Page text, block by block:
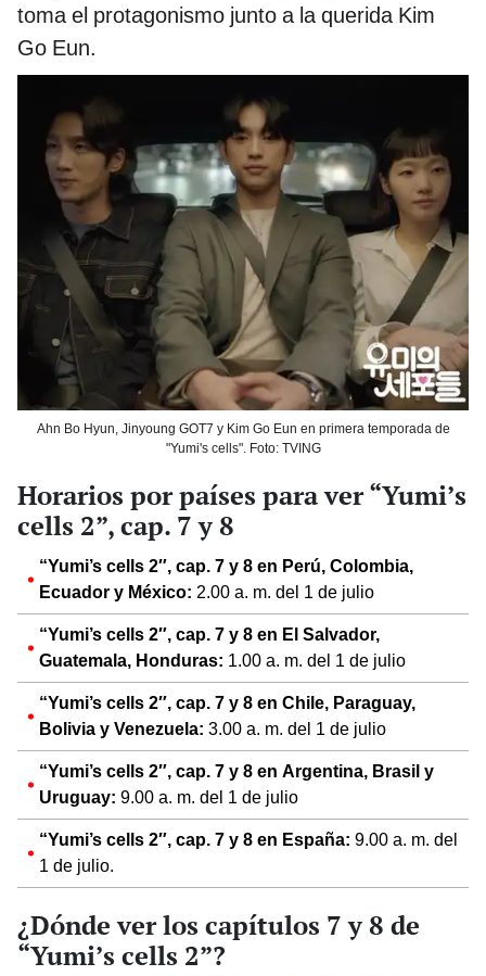
toma el protagonismo junto a la querida Kim
Go Eun.
Ahn Bo Hyun, Jinyoung GOT7 y Kim Go Eun en primera temporada de
"Yumi's cells". Foto: TVING
Horarios por países para ver “Yumi’s
cells 2”, cap. 7 y 8
“Yumi’s cells 2″, cap. 7 y 8 en Perú, Colombia,
Ecuador y México: 2.00 a. m. del 1 de julio
“Yumi’s cells 2″, cap. 7 y 8 en El Salvador,
Guatemala, Honduras: 1.00 a. m. del 1 de julio
“Yumi’s cells 2″, cap. 7 y 8 en Chile, Paraguay,
Bolivia y Venezuela: 3.00 a. m. del 1 de julio
“Yumi’s cells 2″, cap. 7 y 8 en Argentina, Brasil y
Uruguay: 9.00 a. m. del 1 de julio
“Yumi’s cells 2″, cap. 7 y 8 en España: 9.00 a. m. del
1 de julio.
¿Dónde ver los capítulos 7 y 8 de
“Yumi’s cells 2”?